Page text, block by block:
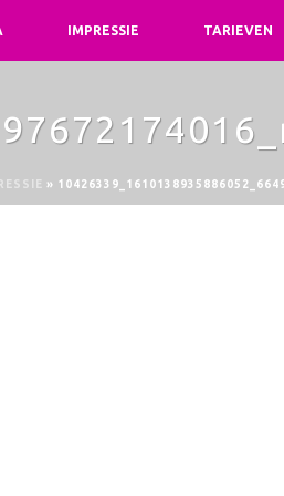
IMPRESSIE TARIEVEN
»